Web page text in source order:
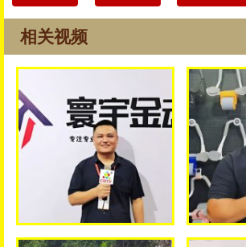
相关视频